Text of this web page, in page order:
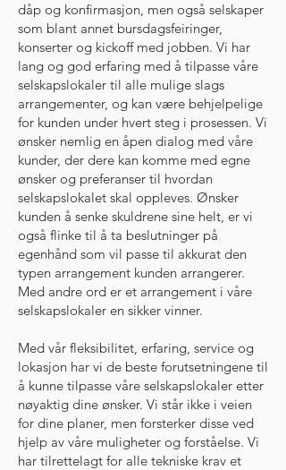
dåp og konfirmasjon, men også selskaper
som blant annet bursdagsfeiringer,
konserter og kickoff med jobben. Vi har
lang og god erfaring med å tilpasse våre
selskapslokaler til alle mulige slags
arrangementer, og kan være behjelpelige
for kunden under hvert steg i prosessen. Vi
ønsker nemlig en åpen dialog med våre
kunder, der dere kan komme med egne
ønsker og preferanser til hvordan
selskapslokalet skal oppleves. Ønsker
kunden å senke skuldrene sine helt, er vi
også flinke til å ta beslutninger på
egenhånd som vil passe til akkurat den
typen arrangement kunden arrangerer.
Med andre ord er et arrangement i våre
selskapslokaler en sikker vinner.
Med vår fleksibilitet, erfaring, service og
lokasjon har vi de beste forutsetningene til
å kunne tilpasse våre selskapslokaler etter
nøyaktig dine ønsker. Vi står ikke i veien
for dine planer, men forsterker disse ved
hjelp av våre muligheter og forståelse. Vi
har tilrettelagt for alle tekniske krav et